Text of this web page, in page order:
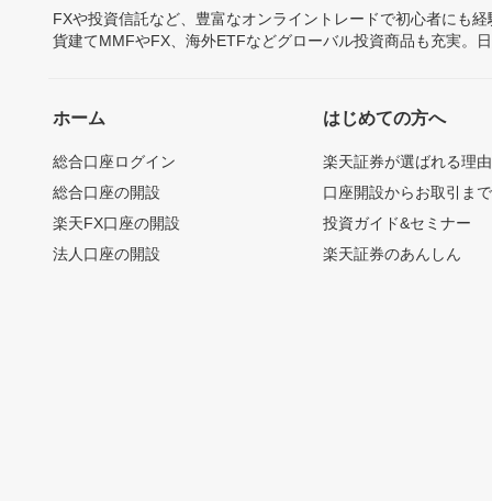
FXや投資信託など、豊富なオンライントレードで初心者にも
貨建てMMFやFX、海外ETFなどグローバル投資商品も充実。
ホーム
総合口座ログイン
総合口座の開設
楽天FX口座の開設
法人口座の開設
はじめての方へ
楽天証券が選ばれる理由
口座開設からお取引ま
投資ガイド&セミナー
楽天証券のあんしん